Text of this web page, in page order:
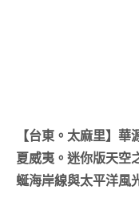
【台東。太麻里】
夏威夷。迷你版天空
蜒海岸線與太平洋風